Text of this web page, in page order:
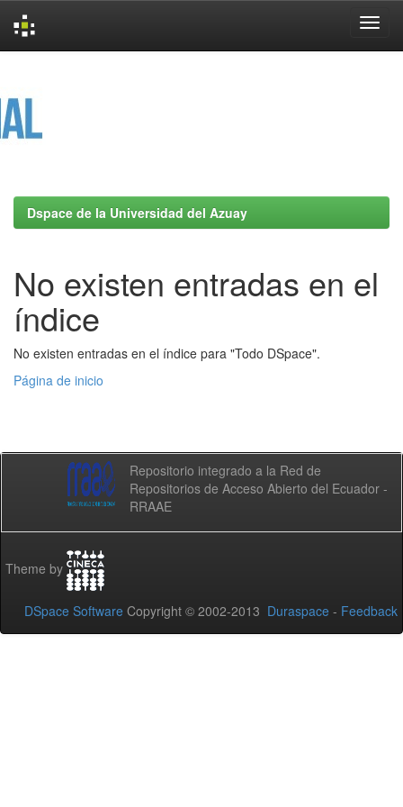
Dspace de la Universidad del Azuay
No existen entradas en el
índice
No existen entradas en el índice para "Todo DSpace".
Página de inicio
Repositorio integrado a la Red de
Repositorios de Acceso Abierto del Ecuador -
RRAAE
Theme by
DSpace Software Copyright © 2002-2013 Duraspace - Feedback